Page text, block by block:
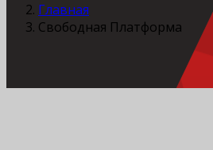
Главная
Свободная Платформа